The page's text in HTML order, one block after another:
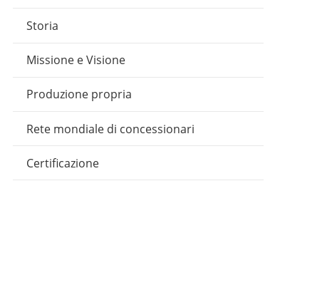
Storia
Missione e Visione
Produzione propria
Rete mondiale di concessionari
Certificazione